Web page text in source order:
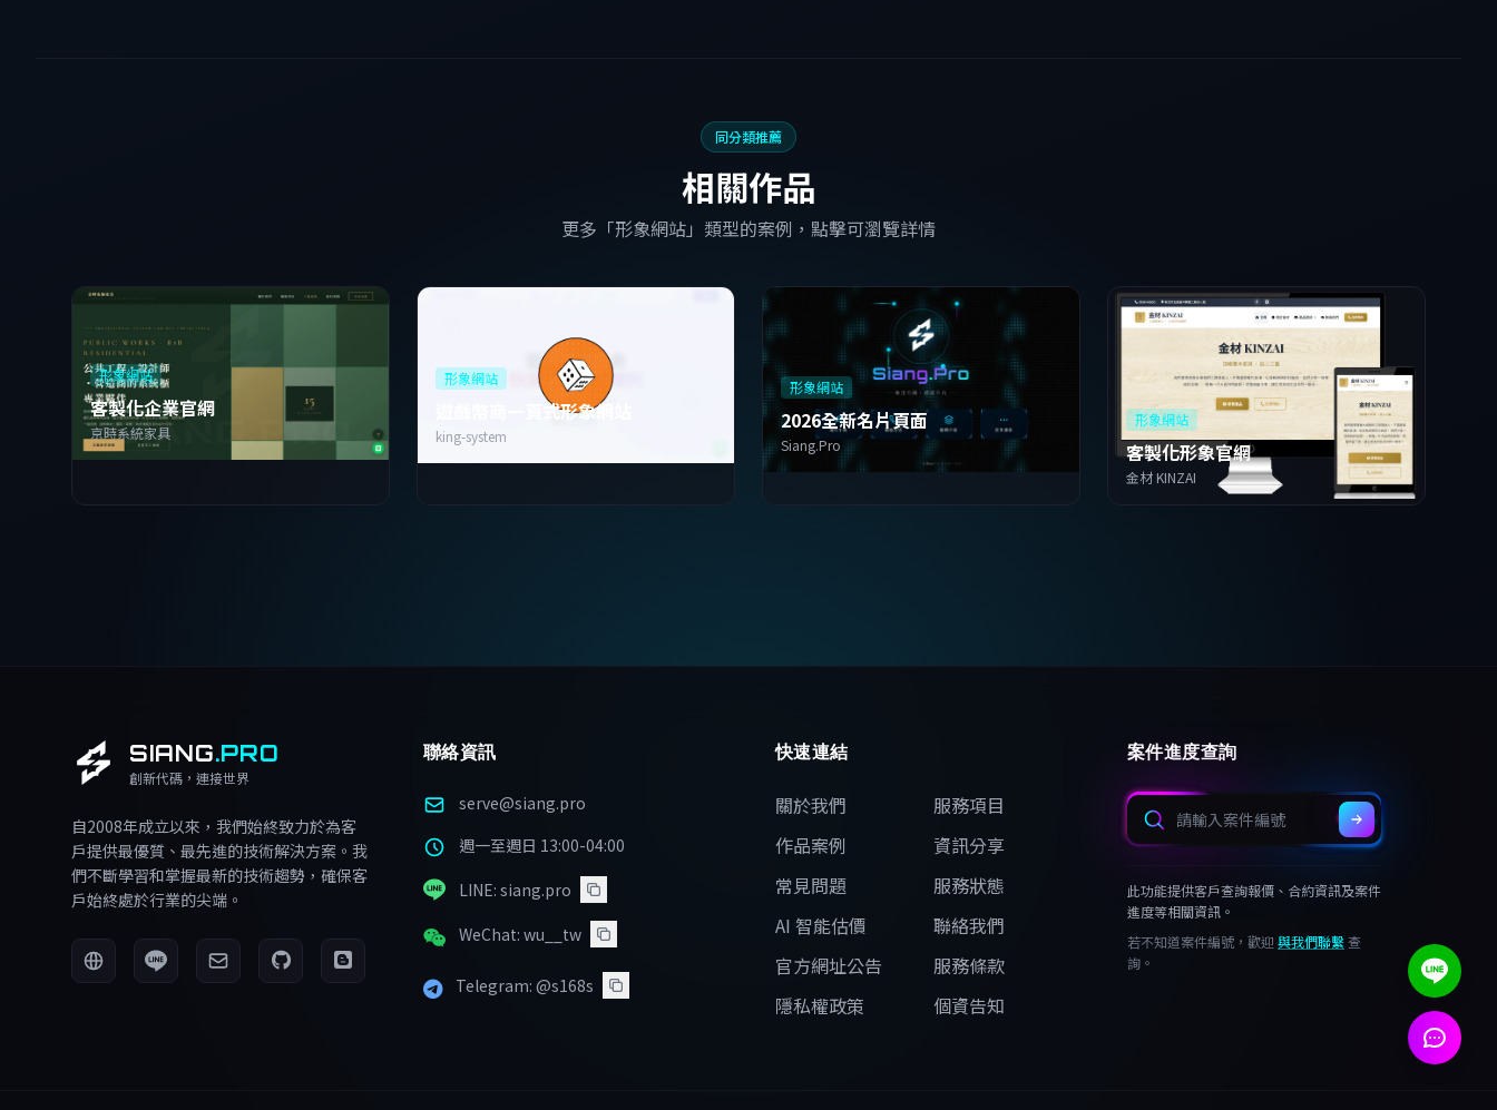
同分類推薦
相關作品
更多「形象網站」類型的案例，點擊可瀏覽詳情
形象網站
客製化企業官網
京時系統家具
形象網站
遊戲幣商一頁式形象網站
king-system
形象網站
2026全新名片頁面
Siang.Pro
形象網站
客製化形象官網
金材 KINZAI
SIANG.PRO
創新代碼，連接世界
自2008年成立以來，我們始終致力於為客
戶提供最優質、最先進的技術解決方案。我
們不斷學習和掌握最新的技術趨勢，確保客
戶始終處於行業的尖端。
聯絡資訊
serve@siang.pro
週一至週日 13:00-04:00
LINE: siang.pro
WeChat: wu__tw
Telegram: @s168s
快速連結
關於我們
服務項目
作品案例
資訊分享
常見問題
服務狀態
AI 智能估價
聯絡我們
官方網址公告
服務條款
隱私權政策
個資告知
案件進度查詢
此功能提供客戶查詢報價、合約資訊及案件
進度等相關資訊。
若不知道案件編號，歡迎 與我們聯繫查
詢。